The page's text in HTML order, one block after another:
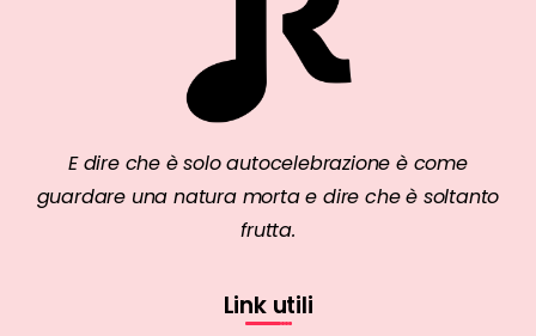
E dire che è solo autocelebrazione è come
guardare una natura morta e dire che è soltanto
frutta.
Link utili